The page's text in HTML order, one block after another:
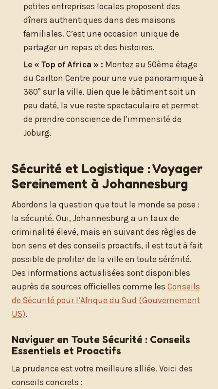
petites entreprises locales proposent des
dîners authentiques dans des maisons
familiales. C’est une occasion unique de
partager un repas et des histoires.
Le « Top of Africa » : Montez au 50ème étage
du Carlton Centre pour une vue panoramique à
360° sur la ville. Bien que le bâtiment soit un
peu daté, la vue reste spectaculaire et permet
de prendre conscience de l’immensité de
Joburg.
Sécurité et Logistique : Voyager
Sereinement à Johannesburg
Abordons la question que tout le monde se pose :
la sécurité. Oui, Johannesburg a un taux de
criminalité élevé, mais en suivant des règles de
bon sens et des conseils proactifs, il est tout à fait
possible de profiter de la ville en toute sérénité.
Des informations actualisées sont disponibles
auprès de sources officielles comme les Conseils
de Sécurité pour l’Afrique du Sud (Gouvernement
US).
Naviguer en Toute Sécurité : Conseils
Essentiels et Proactifs
La prudence est votre meilleure alliée. Voici des
conseils concrets :